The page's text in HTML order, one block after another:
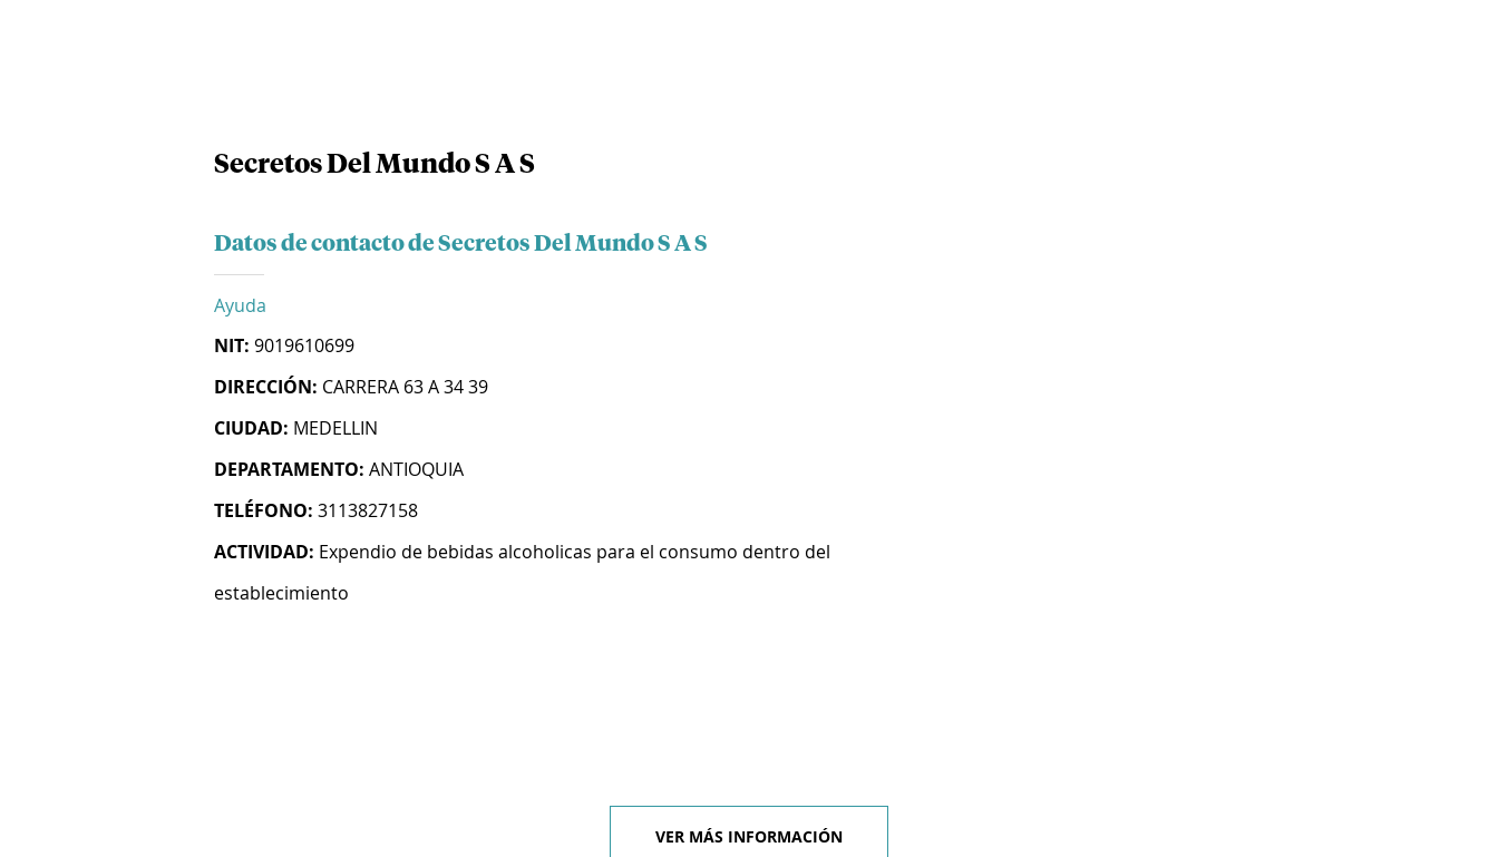
Secretos Del Mundo S A S
Datos de contacto de Secretos Del Mundo S A S
Ayuda
NIT: 9019610699
DIRECCIÓN: CARRERA 63 A 34 39
CIUDAD: MEDELLIN
DEPARTAMENTO: ANTIOQUIA
TELÉFONO: 3113827158
ACTIVIDAD: Expendio de bebidas alcoholicas para el consumo dentro del
establecimiento
VER MÁS INFORMACIÓN